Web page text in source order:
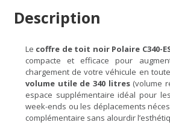
Description
Le coffre de toit noir Polaire C340-
compacte et efficace pour
chargement de votre véhicule en
volume utile de 340 litres(volume
espace supplémentaire idéal pour
week-ends ou les déplacements
complémentaire sans alourdir